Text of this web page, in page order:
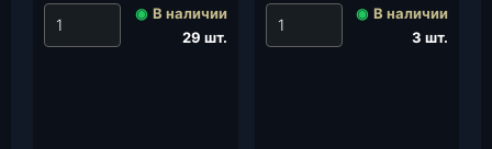
◉ В наличии
29 шт.
◉ В наличии
3 шт.